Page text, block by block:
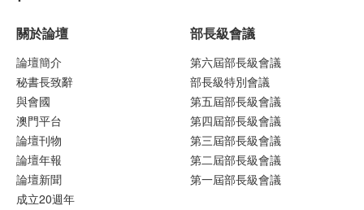
關於論壇
論壇簡介
秘書長致辭
與會國
澳門平台
論壇刊物
論壇年報
論壇新聞
成立20週年
部長級會議
第六屆部長級會議
部長級特別會議
第五屆部長級會議
第四屆部長級會議
第三屆部長級會議
第二屆部長級會議
第一屆部長級會議